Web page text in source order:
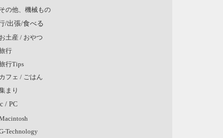
の他、機械もの
/出張/食べる
土産 / おやつ
行
行Tips
フェ / ごはん
まり
/ PC
Technology